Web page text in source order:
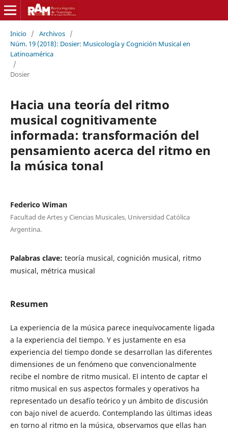
Inicio / Archivos /
Núm. 19 (2018): Dosier: Musicología y Cognición Musical en
Latinoamérica
/
Dosier
Hacia una teoría del ritmo
musical cognitivamente
informada: transformación del
pensamiento acerca del ritmo en
la música tonal
Federico Wiman
Facultad de Artes y Ciencias Musicales, Universidad Católica
Argentina.
Palabras clave: teoría musical, cognición musical, ritmo
musical, métrica musical
Resumen
La experiencia de la música parece inequívocamente ligada
a la experiencia del tiempo. Y es justamente en esa
experiencia del tiempo donde se desarrollan las diferentes
dimensiones de un fenómeno que convencionalmente
recibe el nombre de ritmo musical. El intento de captar el
ritmo musical en sus aspectos formales y operativos ha
representado un desafío teórico y un ámbito de discusión
con bajo nivel de acuerdo. Contemplando las últimas ideas
en torno al ritmo en la música, observamos que ellas han